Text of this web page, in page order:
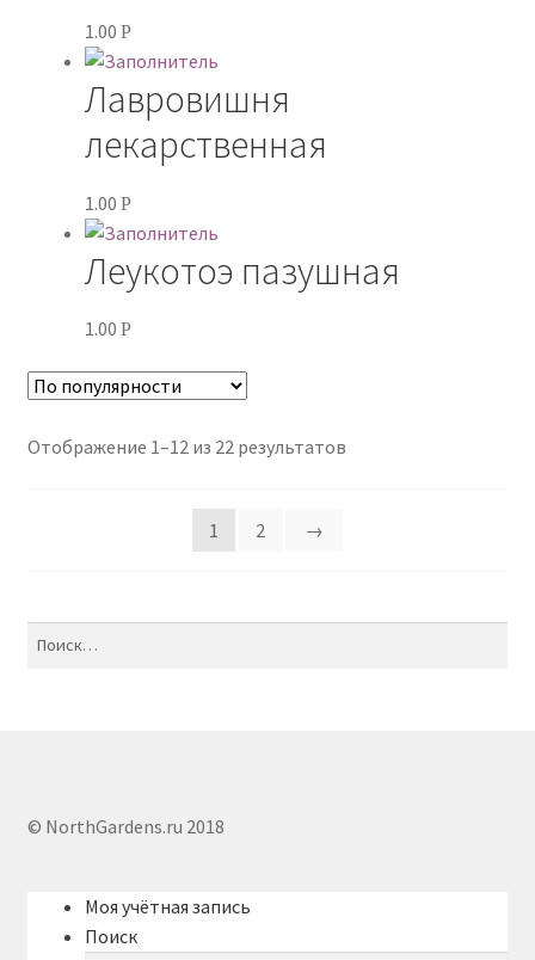
1.00 Р
Лавровишня
лекарственная
1.00 Р
Леукотоэ пазушная
1.00 Р
Отображение 1–12 из 22 результатов
1 2 →
Найти:
© NorthGardens.ru 2018
Моя учётная запись
Поиск